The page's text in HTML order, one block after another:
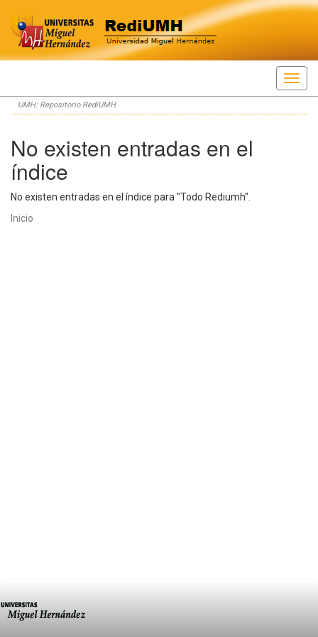
Skip
navigation
UMH: Repositorio RediUMH
No existen entradas en el
índice
No existen entradas en el índice para "Todo Rediumh".
Inicio